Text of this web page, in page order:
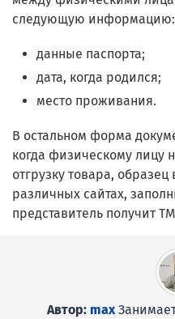
следующую информацию:
данные паспорта;
дата, когда родился;
место проживания.
В остальном форма
когда физическому лицу
отгрузку товара,
различных сайтах,
представитель получит
Автор: max